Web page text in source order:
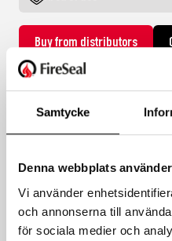
Samtycke
Denna webbplats
Vi använder
och annonserna till
för sociala medier och
Buy from distributors
EPD
EPD Reactive Board
EPD Reactive Board 2S
EPD Reactive Sealant